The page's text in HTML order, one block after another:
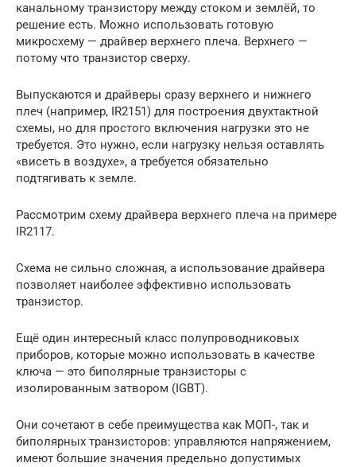
канальному транзистору между стоком и землёй, то
решение есть. Можно использовать готовую
микросхему — драйвер верхнего плеча. Верхнего —
потому что транзистор сверху.
Выпускаются и драйверы сразу верхнего и нижнего
плеч (например, IR2151) для построения двухтактной
схемы, но для простого включения нагрузки это не
требуется. Это нужно, если нагрузку нельзя оставлять
«висеть в воздухе», а требуется обязательно
подтягивать к земле.
Рассмотрим схему драйвера верхнего плеча на примере
IR2117.
Схема не сильно сложная, а использование драйвера
позволяет наиболее эффективно использовать
транзистор.
Ещё один интересный класс полупроводниковых
приборов, которые можно использовать в качестве
ключа — это биполярные транзисторы с
изолированным затвором (IGBT).
Они сочетают в себе преимущества как МОП-, так и
биполярных транзисторов: управляются напряжением,
имеют большие значения предельно допустимых